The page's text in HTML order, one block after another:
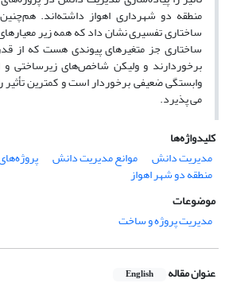
منطقه دو شهرداری اهواز داشته‌اند.
ساختاری تفسیری نشان داد که همه زیر
ساختاری جز متغیرهای پیوندی هست که از
برخوردارند و ولیکن شاخص‌های زیرساختی
وابستگی ضعیفی برخوردار است و کمترین تأثیر
می پذیرد.
کلیدواژه‌ها
مدیریت دانش
موانع مدیریت دانش
منطقه دو شهر اهواز
موضوعات
مدیریت پروژه و ساخت
عنوان مقاله English